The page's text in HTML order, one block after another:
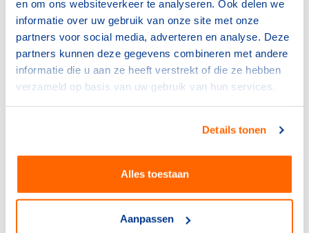
en om ons websiteverkeer te analyseren. Ook delen we
informatie over uw gebruik van onze site met onze
partners voor social media, adverteren en analyse. Deze
partners kunnen deze gegevens combineren met andere
informatie die u aan ze heeft verstrekt of die ze hebben
verzameld op basis van uw gebruik van hun services.
Details tonen
Alles toestaan
Aanpassen
luisterend oor bieden wanneer iemand dat nodig heeft
en de motivatie erin houden.”
Over het EYOF Friuli Venezia Giulia
Nijboer, Pom Straathof (shorttrack), Youri
(snowboard freestyle).
januari, de sluitingsceremonie een week later